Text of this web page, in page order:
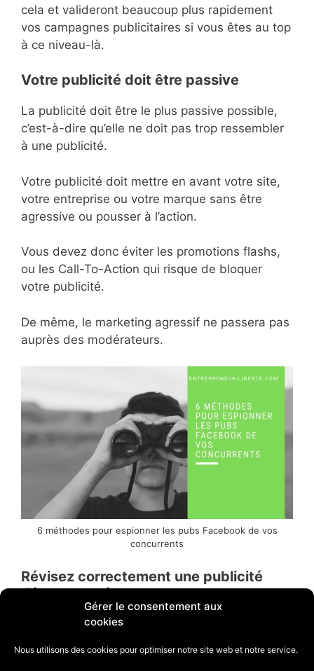
Gérer le consentement aux
cookies
Nous utilisons des cookies pour optimiser notre site web et notre service.
cela et valideront beaucoup plus rapidement
vos campagnes publicitaires si vous êtes au top
à ce niveau-là.
Votre publicité doit être passive
La publicité doit être le plus passive possible,
c’est-à-dire qu’elle ne doit pas trop ressembler
à une publicité.
Votre publicité doit mettre en avant votre site,
votre entreprise ou votre marque sans être
agressive ou pousser à l’action.
Vous devez donc éviter les promotions flashs,
ou les Call-To-Action qui risque de bloquer
votre publicité.
De même, le marketing agressif ne passera pas
auprès des modérateurs.
6 méthodes pour espionner les pubs Facebook de vos
concurrents
Révisez correctement une publicité
désapprouvée
Avant de soumettre de nouveau une publicité
prendre le temps de la revoir en détail. En effet,